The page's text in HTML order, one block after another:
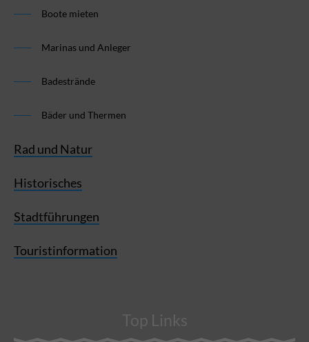
Boote mieten
Marinas und Anleger
Badestrände
Bäder und Thermen
Rad und Natur
Historisches
Stadtführungen
Touristinformation
Top Links